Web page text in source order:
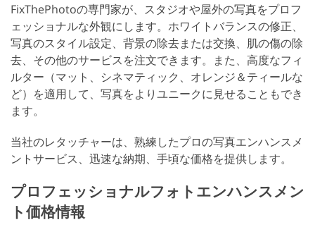
FixThePhotoの専門家が、スタジオや屋外の写真をプロフ
ェッショナルな外観にします。ホワイトバランスの修正、
写真のスタイル設定、背景の除去または交換、肌の傷の除
去、その他のサービスを注文できます。また、高度なフィ
ルター（マット、シネマティック、オレンジ＆ティールな
ど）を適用して、写真をよりユニークに見せることもでき
ます。
当社のレタッチャーは、熟練したプロの写真エンハンスメ
ントサービス、迅速な納期、手頃な価格を提供します。
プロフェッショナルフォトエンハンスメン
ト価格情報